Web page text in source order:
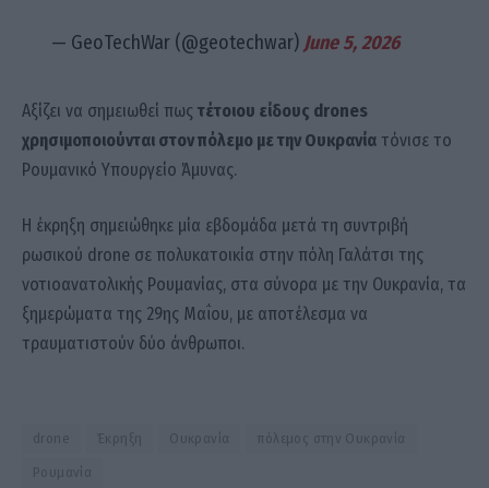
— GeoTechWar (@geotechwar) June 5, 2026
Αξίζει να σημειωθεί πως τέτοιου είδους drones
χρησιμοποιούνται στον πόλεμο με την Ουκρανία τόνισε το
Ρουμανικό Υπουργείο Άμυνας.
Η έκρηξη σημειώθηκε μία εβδομάδα μετά τη συντριβή
ρωσικού drone σε πολυκατοικία στην πόλη Γαλάτσι της
νοτιοανατολικής Ρουμανίας, στα σύνορα με την Ουκρανία, τα
ξημερώματα της 29ης Μαΐου, με αποτέλεσμα να
τραυματιστούν δύο άνθρωποι.
drone Έκρηξη Ουκρανία πόλεμος στην Ουκρανία
Ρουμανία